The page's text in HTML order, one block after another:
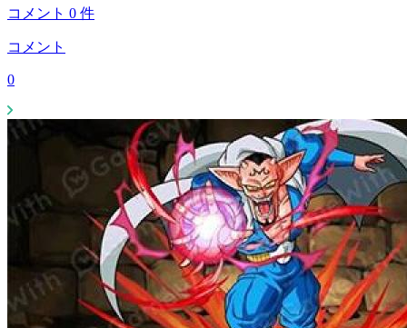
コメント 0 件
コメント
0